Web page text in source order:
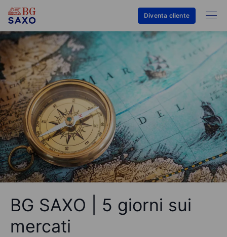
Diventa cliente
BG SAXO | 5 giorni sui
mercati